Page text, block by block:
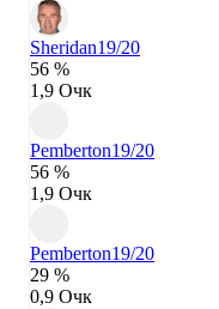
Sheridan19/20
56 %
1,9 Очк
Pemberton19/20
56 %
1,9 Очк
Pemberton19/20
29 %
0,9 Очк